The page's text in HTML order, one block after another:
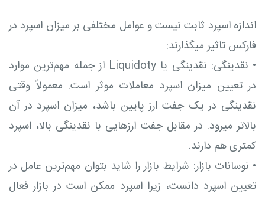
اندازه اسپرد ثابت نیست و عوامل مختلفی بر میزان اسپرد در
فارکس تاثیر میگذارند:
•
نقدینگی: نقدینگی یا Liquidoty از جمله مهم‌ترین موارد
در تعیین میزان اسپرد معاملات موثر است. معمولاً وقتی
نقدینگی در یک جفت ارز پایین باشد، میزان اسپرد در آن
بالاتر میرود. در مقابل جفت ارزهایی با نقدینگی بالا، اسپرد
کمتری هم دارند.
• نوسانات بازار: شرایط بازار را شاید بتوان مهم‌ترین عامل در
تعیین اسپرد دانست، زیرا اسپرد ممکن است در بازار فعال